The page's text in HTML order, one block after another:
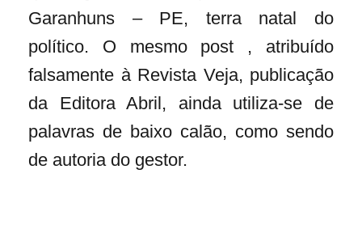
Garanhuns – PE, terra natal do
político. O mesmo post , atribuído
falsamente à Revista Veja, publicação
da Editora Abril, ainda utiliza-se de
palavras de baixo calão, como sendo
de autoria do gestor.